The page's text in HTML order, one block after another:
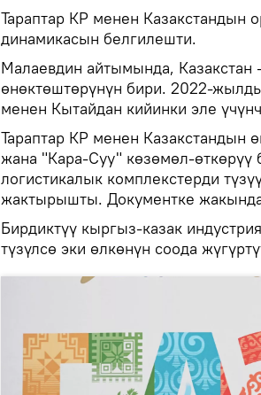
Тараптар КР менен Казакстандын
динамикасын белгилешти.
Малаевдин айтымында,
өнөктөштөрүнүн бири. 2022-
менен Кытайдан кийинки эле
Тараптар КР менен Казакстандын
жана "Кара-Суу" көзөмөл-өткөрүү
логистикалык комплекстерди
жактырышты. Документке
Бирдиктүү кыргыз-казак
түзүлсө эки өлкөнүн соода